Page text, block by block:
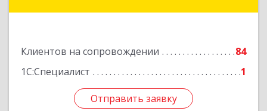
Клиентов на сопровождении
84
1С:Специалист
1
Отправить заявку
Отправить заявку